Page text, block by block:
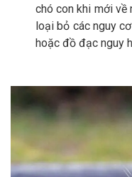
chó con khi mới về
loại bỏ các nguy
hoặc đồ đạc nguy